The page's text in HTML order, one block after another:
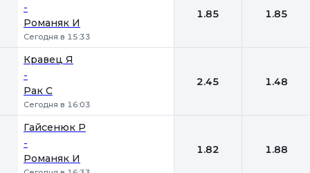
-
Романяк И
Сегодня в 15:33
1.85 1.85
Кравец Я
-
Рак С
Сегодня в 16:03
2.45 1.48
Гайсенюк Р
-
Романяк И
1.82 1.88